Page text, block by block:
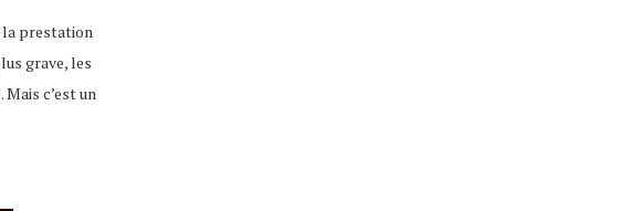
la prestation
grave, les
c’est un